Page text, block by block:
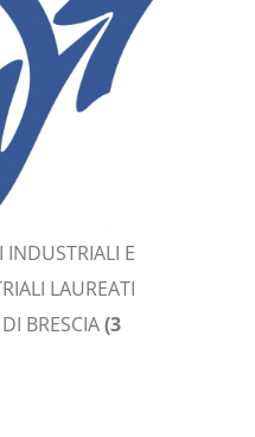
INDUSTRIALI E
LAUREATI
BRESCIA(3